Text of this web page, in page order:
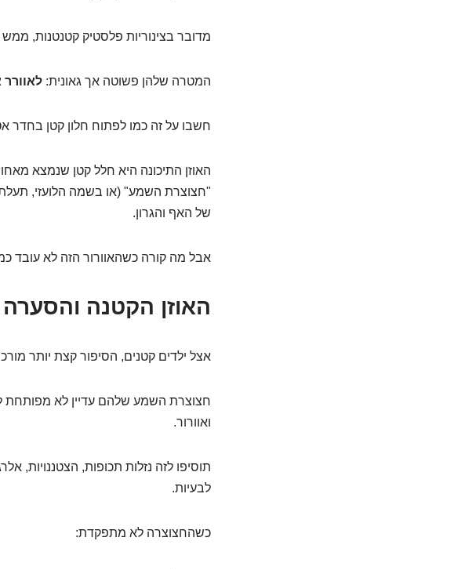
מדובר בצינוריות פלסטיק קטנטנות,
המטרה שלהן פשוטה אך גאונית:לאוורר
חשבו על זה כמו לפתוח חלון קטן בחדר
האוזן התיכונה היא חלל קטן שנמצא
"חצוצרת השמע" (או בשמה הלועזי, תעלת
של האף והגרון.
אבל מה קורה כשהאוורור הזה לא עובד
האוזן הקטנה
אצל ילדים קטנים, הסיפור קצת יותר
חצוצרת השמע שלהם עדיין לא מפותחת
ואוורור.
תוסיפו לזה נזלות תכופות, הצטננויות,
לבעיות.
כשהחצוצרה לא מתפקדת: